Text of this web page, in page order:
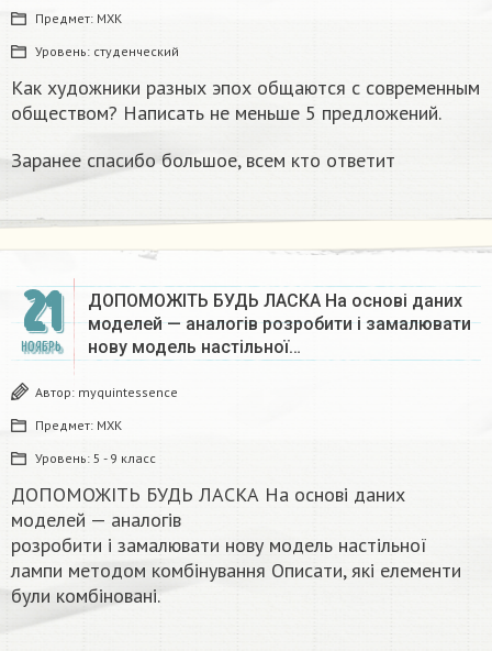
Предмет: МХК
Уровень: студенческий
Как художники разных эпох общаются с современным
обществом? Написать не меньше 5 предложений.
Заранее спасибо большое, всем кто ответит
21
НОЯБРЬ
ДОПОМОЖІТЬ БУДЬ ЛАСКА На основі даних
моделей — аналогів розробити і замалювати
нову модель настільної…
Автор: myquintessence
Предмет: МХК
Уровень: 5 - 9 класс
ДОПОМОЖІТЬ БУДЬ ЛАСКА На основі даних
моделей — аналогів
розробити і замалювати нову модель настільної
лампи методом комбінування Описати, які елементи
були комбіновані.​